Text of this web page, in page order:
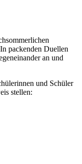
packenden Duellen
an und
und Schüler
stellen: